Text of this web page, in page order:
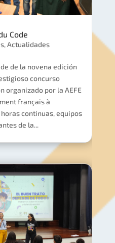
Code
,Actualidades
de la novena edición
concurso
organizado por la AEFE
français à
continuas, equipos
de la...